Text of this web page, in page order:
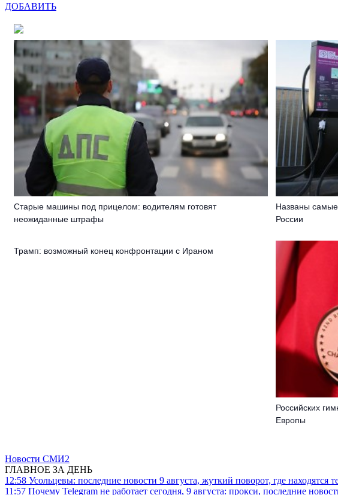
ДОБАВИТЬ
Старые машины под прицелом: водителям готовят
неожиданные штрафы
Названы
России
Трамп: возможный конец конфронтации с Ираном
Российских
Европы
Новости СМИ2
ГЛАВНОЕ ЗА ДЕНЬ
12:58 Усольцевы: последние новости 9 августа, жуткий поворот, где находятся
11:57 Почему Telegram не работает сегодня, 9 августа: прокси, последние